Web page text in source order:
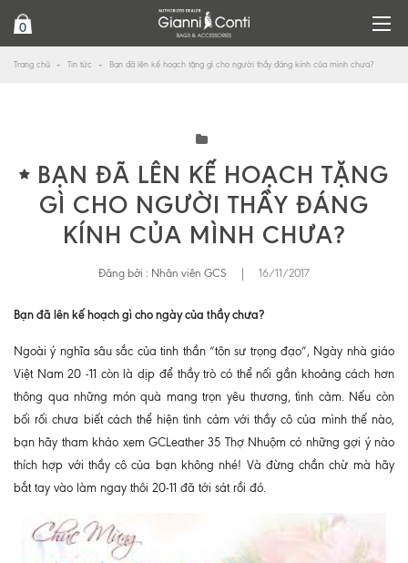
0
Trang chủ Tin tức Bạn đã lên kế hoạch tặng gì cho người thầy đáng kính của mình chưa?
BẠN ĐÃ LÊN KẾ HOẠCH TẶNG
GÌ CHO NGƯỜI THẦY ĐÁNG
KÍNH CỦA MÌNH CHƯA?
Đăng bởi : Nhân viên GCS 16/11/2017
Bạn đã lên kế hoạch gì cho ngày của thầy chưa?
Ngoài ý nghĩa sâu sắc của tinh thần “tôn sư trọng đạo”, Ngày nhà giáo
Việt Nam 20 -11 còn là dịp để thầy trò có thể nối gần khoảng cách hơn
thông qua những món quà mang trọn yêu thương, tình cảm. Nếu còn
bối rối chưa biết cách thể hiện tình cảm với thầy cô của mình thế nào,
bạn hãy tham khảo xem GCLeather 35 Thợ Nhuộm có những gợi ý nào
thích hợp với thầy cô của bạn không nhé! Và đừng chần chừ mà hãy
bắt tay vào làm ngay thôi 20-11 đã tới sát rồi đó.